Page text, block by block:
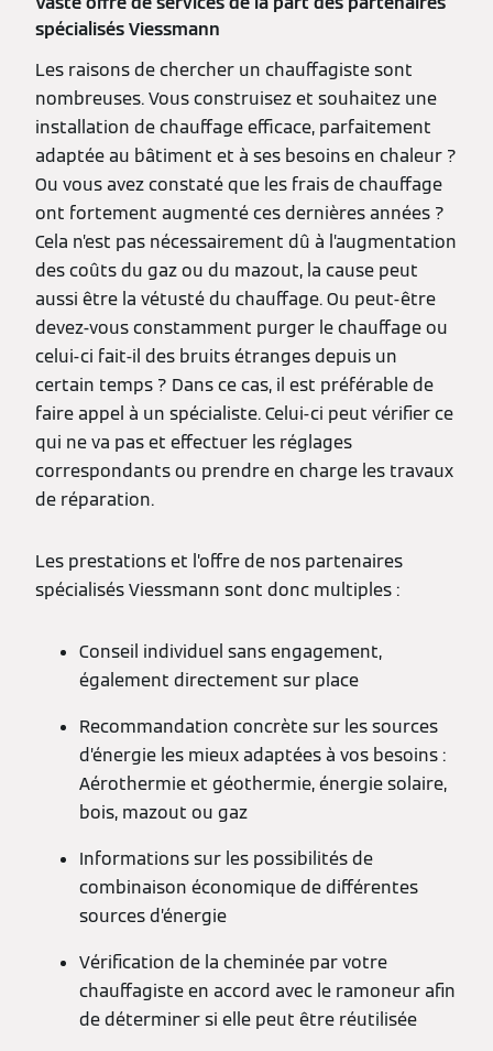
spécialisés Viessmann
Les raisons de chercher un chauffagiste sont
nombreuses. Vous construisez et souhaitez une
installation de chauffage efficace, parfaitement
adaptée au bâtiment et à ses besoins en chaleur ?
Ou vous avez constaté que les frais de chauffage
ont fortement augmenté ces dernières années ?
Cela n’est pas nécessairement dû à l’augmentation
des coûts du gaz ou du mazout, la cause peut
aussi être la vétusté du chauffage. Ou peut-être
devez-vous constamment purger le chauffage ou
celui-ci fait-il des bruits étranges depuis un
certain temps ? Dans ce cas, il est préférable de
faire appel à un spécialiste. Celui-ci peut vérifier ce
qui ne va pas et effectuer les réglages
correspondants ou prendre en charge les travaux
de réparation.
Les prestations et l’offre de nos partenaires
spécialisés Viessmann sont donc multiples :
Conseil individuel sans engagement,
également directement sur place
Recommandation concrète sur les sources
d’énergie les mieux adaptées à vos besoins :
Aérothermie et géothermie, énergie solaire,
bois, mazout ou gaz
Informations sur les possibilités de
combinaison économique de différentes
sources d’énergie
Vérification de la cheminée par votre
chauffagiste en accord avec le ramoneur afin
de déterminer si elle peut être réutilisée